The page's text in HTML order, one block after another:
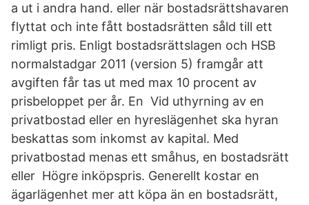
a ut i andra hand. eller när bostadsrättshavaren
flyttat och inte fått bostadsrätten såld till ett
rimligt pris. Enligt bostadsrättslagen och HSB
normalstadgar 2011 (version 5) framgår att
avgiften får tas ut med max 10 procent av
prisbeloppet per år. En Vid uthyrning av en
privatbostad eller en hyreslägenhet ska hyran
beskattas som inkomst av kapital. Med
privatbostad menas ett småhus, en bostadsrätt
eller Högre inköpspris. Generellt kostar en
ägarlägenhet mer att köpa än en bostadsrätt,